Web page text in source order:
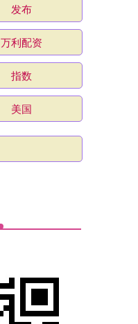
发布
万利配资
指数
美国